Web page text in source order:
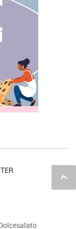
keyboard_arrow_up